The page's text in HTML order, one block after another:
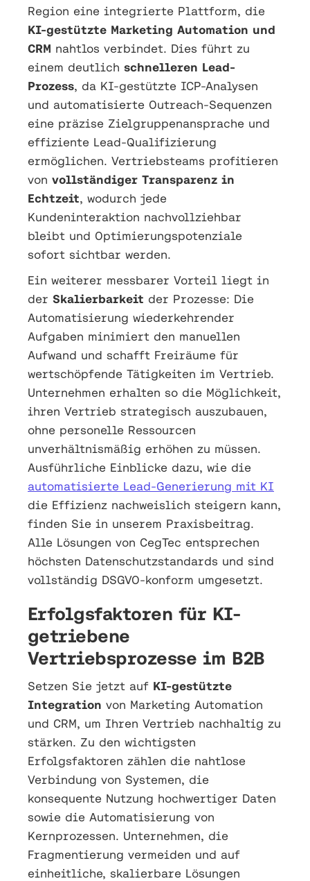
Region eine integrierte Plattform, die
KI-gestützte Marketing Automation und
CRM nahtlos verbindet. Dies führt zu
einem deutlich schnelleren Lead-
Prozess, da KI-gestützte ICP-Analysen
und automatisierte Outreach-Sequenzen
eine präzise Zielgruppenansprache und
effiziente Lead-Qualifizierung
ermöglichen. Vertriebsteams profitieren
von vollständiger Transparenz in
Echtzeit, wodurch jede
Kundeninteraktion nachvollziehbar
bleibt und Optimierungspotenziale
sofort sichtbar werden.
Ein weiterer messbarer Vorteil liegt in
der Skalierbarkeit der Prozesse: Die
Automatisierung wiederkehrender
Aufgaben minimiert den manuellen
Aufwand und schafft Freiräume für
wertschöpfende Tätigkeiten im Vertrieb.
Unternehmen erhalten so die Möglichkeit,
ihren Vertrieb strategisch auszubauen,
ohne personelle Ressourcen
unverhältnismäßig erhöhen zu müssen.
Ausführliche Einblicke dazu, wie die
automatisierte Lead-Generierung mit KI
die Effizienz nachweislich steigern kann,
finden Sie in unserem Praxisbeitrag.
Alle Lösungen von CegTec entsprechen
höchsten Datenschutzstandards und sind
vollständig DSGVO-konform umgesetzt.
Erfolgsfaktoren für KI-
getriebene
Vertriebsprozesse im B2B
Setzen Sie jetzt auf KI-gestützte
Integration von Marketing Automation
und CRM, um Ihren Vertrieb nachhaltig zu
stärken. Zu den wichtigsten
Erfolgsfaktoren zählen die nahtlose
Verbindung von Systemen, die
konsequente Nutzung hochwertiger Daten
sowie die Automatisierung von
Kernprozessen. Unternehmen, die
Fragmentierung vermeiden und auf
einheitliche, skalierbare Lösungen